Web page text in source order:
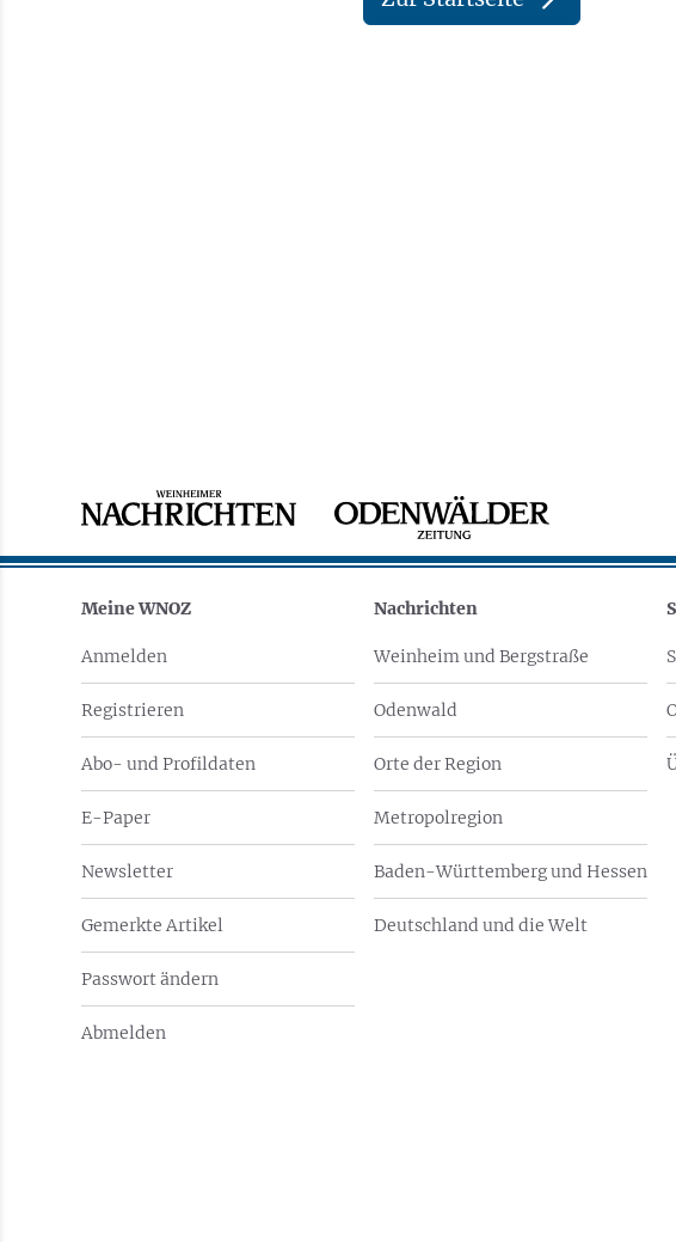
Meine WNOZ
Anmelden
Registrieren
Abo- und Profildaten
E-Paper
Newsletter
Gemerkte Artikel
Passwort ändern
Abmelden
Nachrichten
Weinheim und Bergstraße
Odenwald
Orte der Region
Metropolregion
Baden-Württemberg und Hessen
Deutschland und die Welt